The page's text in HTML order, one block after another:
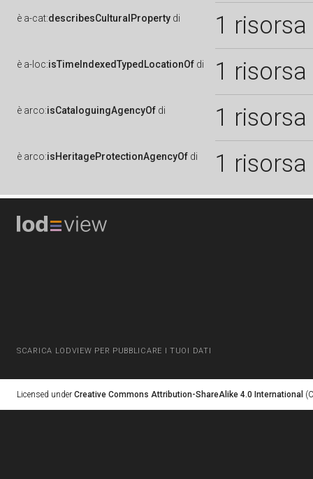
è a-cat:describesCulturalProperty di 1 risorsa
è a-loc:isTimeIndexedTypedLocationOf di 1 risorsa
è arco:isCataloguingAgencyOf di 1 risorsa
è arco:isHeritageProtectionAgencyOf di 1 risorsa
SCARICA LODVIEW PER PUBBLICARE I TUOI DATI
Licensed under Creative Commons Attribution-ShareAlike 4.0 International